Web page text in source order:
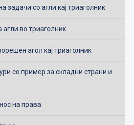
задачи со агли кај триаголник
агли во триаголник
агол кај триаголник
со пример за складни страни и
на права